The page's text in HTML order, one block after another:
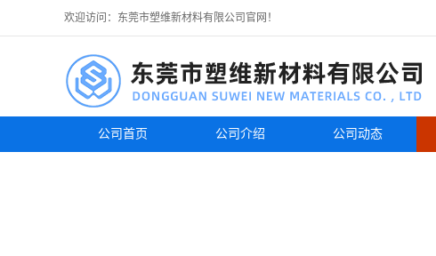
欢迎访问：东莞市塑维新材料有限公司官网！
公司首页 公司介绍 公司动态